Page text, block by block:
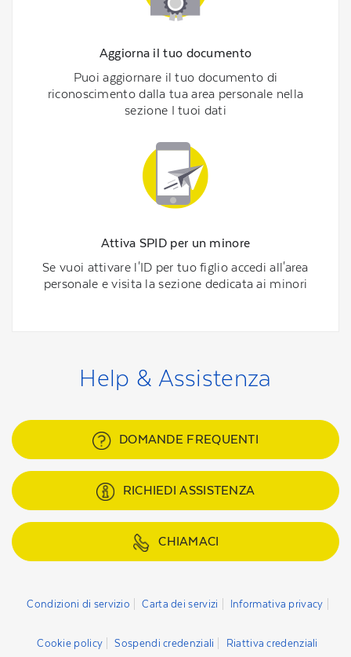
Aggiorna il tuo documento
Puoi aggiornare il tuo documento di
riconoscimento dalla tua area personale nella
sezione I tuoi dati
Attiva SPID per un minore
Se vuoi attivare l'ID per tuo figlio accedi all'area
personale e visita la sezione dedicata ai minori
Help & Assistenza
DOMANDE FREQUENTI
RICHIEDI ASSISTENZA
CHIAMACI
Condizioni di servizio Carta dei servizi Informativa privacy
Cookie policy Sospendi credenziali Riattiva credenziali